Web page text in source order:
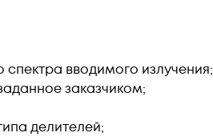
вводимого излучения;
заказчиком;
делителей;